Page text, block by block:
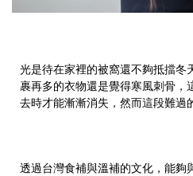
光是待在家裡的被窩還不夠抵擋冬
裹再多的衣物還是覺得寒風刺骨，
去時才能漸漸消失，然而這段難過
透過台灣食補與溫補的文化，能夠